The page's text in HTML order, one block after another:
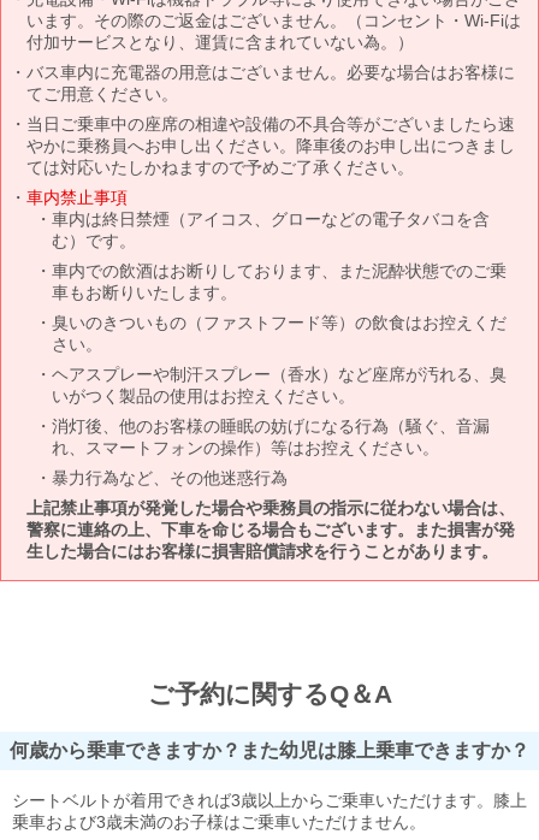
います。その際のご返金はございません。（コンセント・Wi-Fiは
付加サービスとなり、運賃に含まれていない為。）
バス車内に充電器の用意はございません。必要な場合はお客様に
てご用意ください。
当日ご乗車中の座席の相違や設備の不具合等がございましたら速
やかに乗務員へお申し出ください。降車後のお申し出につきまし
ては対応いたしかねますので予めご了承ください。
車内禁止事項
車内は終日禁煙（アイコス、グローなどの電子タバコを含
む）です。
車内での飲酒はお断りしております、また泥酔状態でのご乗
車もお断りいたします。
臭いのきついもの（ファストフード等）の飲食はお控えくだ
さい。
ヘアスプレーや制汗スプレー（香水）など座席が汚れる、臭
いがつく製品の使用はお控えください。
消灯後、他のお客様の睡眠の妨げになる行為（騒ぐ、音漏
れ、スマートフォンの操作）等はお控えください。
暴力行為など、その他迷惑行為
上記禁止事項が発覚した場合や乗務員の指示に従わない場合は、
警察に連絡の上、下車を命じる場合もございます。また損害が発
生した場合にはお客様に損害賠償請求を行うことがあります。
ご予約に関するQ＆A
何歳から乗車できますか？また幼児は膝上乗車できますか？
シートベルトが着用できれば3歳以上からご乗車いただけます。膝上
乗車および3歳未満のお子様はご乗車いただけません。